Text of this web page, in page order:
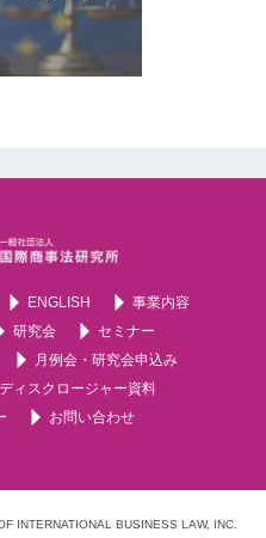
ENGLISH
事業内容
研究会
セミナー
月例会・研究会申込み
ディスクロージャー資料
お問い合わせ
INTERNATIONAL BUSINESS LAW, INC.